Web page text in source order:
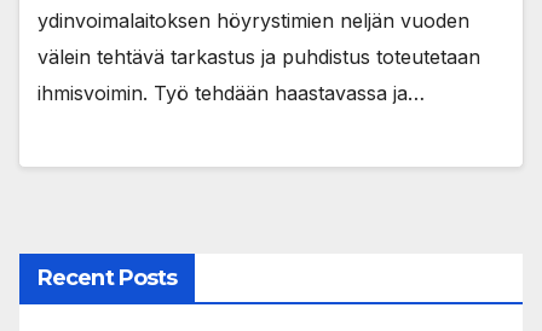
ydinvoimalaitoksen höyrystimien neljän vuoden
välein tehtävä tarkastus ja puhdistus toteutetaan
ihmisvoimin. Työ tehdään haastavassa ja…
Recent Posts